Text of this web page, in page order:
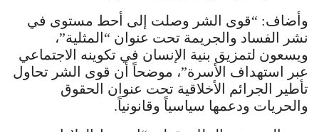
وأضاف: “قوى الشر وصلت إلى أحط مستوى في
نشر الفساد والجريمة تحت عنوان “المثلية”،
ويسعون لتمزيق بنية الإنسان في تكوينه الاجتماعي
عبر استهداف الأسرة”، موضحاً أن قوى الشر تحاول
تأطير الجرائم الأخلاقية تحت عنوان الحقوق
والحريات ودعمها سياسياً وقانونياً.